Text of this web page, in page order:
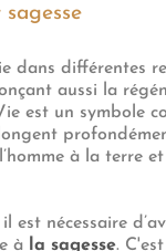
dans différentes
aussi la
est un symbole
à la terre
est nécessaire
à la sagesse.